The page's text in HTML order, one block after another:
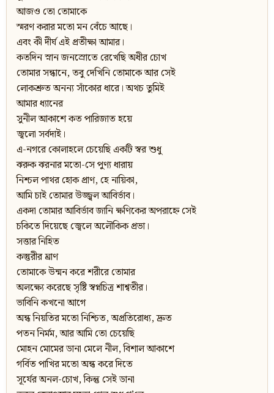
আজও তো তোমাকে
স্মরণ করার মতো মন বেঁচে আছে।
এবং কী দীর্ঘ এই প্রতীক্ষা আমার।
কতদিন স্নান জনস্রোতে রেখেছি অধীর চোখ
তোমার সন্ধানে, তবু দেখিনি তোমাকে আর সেই
লোকশ্রুত অনন্য সাঁকোর ধারে। অথচ তুমিই
আমার ধ্যানের
সুনীল আকাশে কত পারিজাত হয়ে
জ্বলো সর্বদাই।
এ-নগরে কোলাহলে চেয়েছি একটি স্বর শুধু
ঝরুক ঝরনার মতো-সে পুণ্য ধারায়
নিশ্চল পাথর হোক প্রাণ, হে নায়িকা,
আমি চাই তোমার উজ্জ্বল আবির্ভাব।
একদা তোমার আবির্ভাব জানি ক্ষণিকের অপরাহ্নে সেই
চকিতে দিয়েছে জ্বেলে অলৌকিক প্রভা।
সত্তার নিহিত
কস্তুরীর ঘ্রাণ
তোমাকে উন্মন করে শরীরে তোমার
অলক্ষ্যে করেছে সৃষ্টি স্বপ্নচিত্র শাশ্বতীর।
ভাবিনি কখনো আগে
অন্ধ নিয়তির মতো নিশ্চিত, অপ্রতিরোধ্য, দ্রুত
পতন নির্মম, আর আমি তো চেয়েছি
মোহন মোমের ডানা মেলে নীল, বিশাল আকাশে
গর্বিত পাখির মতো অন্ধ করে দিতে
সূর্যের অনল-চোখ, কিন্তু সেই ডানা